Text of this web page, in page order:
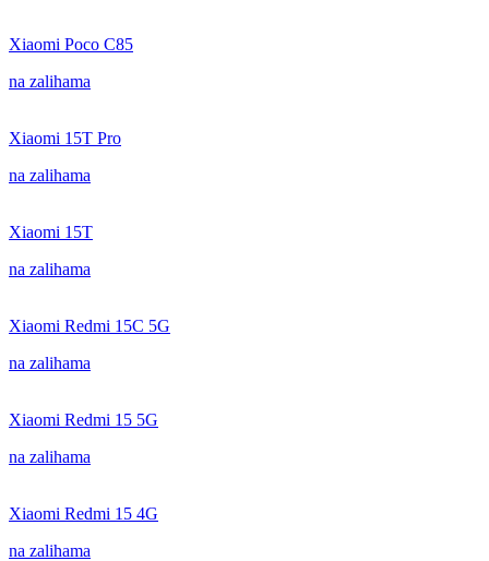
Xiaomi Poco C85
na zalihama
Xiaomi 15T Pro
na zalihama
Xiaomi 15T
na zalihama
Xiaomi Redmi 15C 5G
na zalihama
Xiaomi Redmi 15 5G
na zalihama
Xiaomi Redmi 15 4G
na zalihama